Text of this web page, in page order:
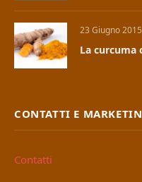
23 Giugno 2015
La curcuma
CONTATTI E
Contatti